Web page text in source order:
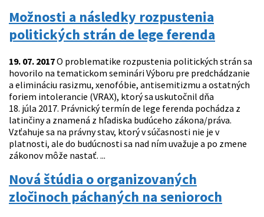
Možnosti a následky rozpustenia
politických strán de lege ferenda
19. 07. 2017O problematike rozpustenia politických strán sa
hovorilo na tematickom seminári Výboru pre predchádzanie
a elimináciu rasizmu, xenofóbie, antisemitizmu a ostatných
foriem intolerancie (VRAX), ktorý sa uskutočnil dňa
18. júla 2017. Právnický termín de lege ferenda pochádza z
latinčiny a znamená z hľadiska budúceho zákona/práva.
Vzťahuje sa na právny stav, ktorý v súčasnosti nie je v
platnosti, ale do budúcnosti sa nad ním uvažuje a po zmene
zákonov môže nastať. ...
Nová štúdia o organizovaných
zločinoch páchaných na senioroch